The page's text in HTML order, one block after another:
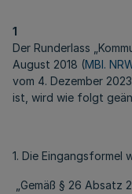
1
Der Runderlass
August 2018 (MBl.
vom 4. Dezember
ist, wird wie folgt
1. Die
„Gemäß § 26 Absatz